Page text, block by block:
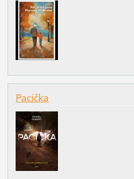
Pacička